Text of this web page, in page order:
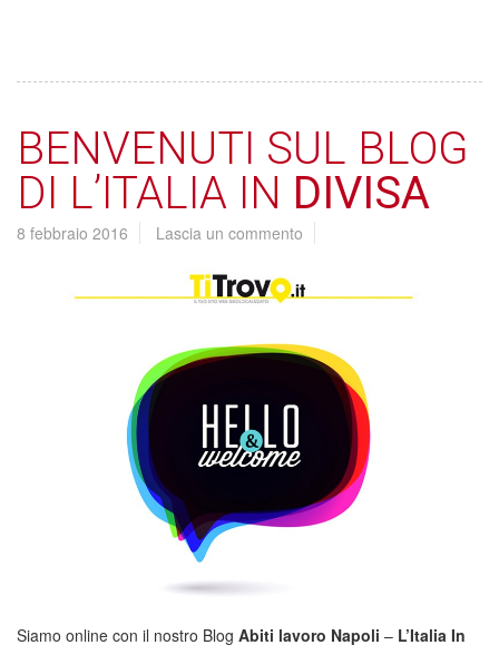
BENVENUTI SUL BLOG
DI L’ITALIA IN DIVISA
8 febbraio 2016 Lascia un commento
Siamo online con il nostro Blog Abiti lavoro Napoli – L’Italia In